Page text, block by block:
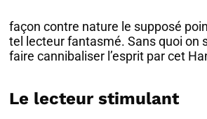
façon contre nature le supposé
tel lecteur fantasmé. Sans quoi on
faire cannibaliser l’esprit par cet
Le lecteur stimulant